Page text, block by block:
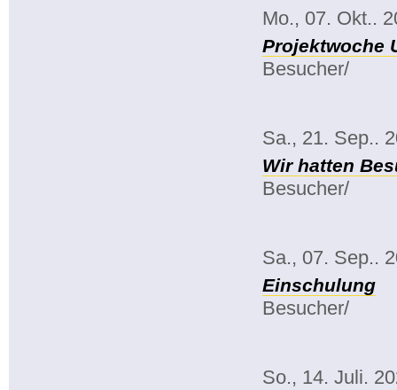
Mo., 07. Okt..
Projektwoche
Besucher/
Sa., 21. Sep..
Wir hatten
Besucher/
Sa., 07. Sep..
Einschulung
Besucher/
So., 14. Juli.